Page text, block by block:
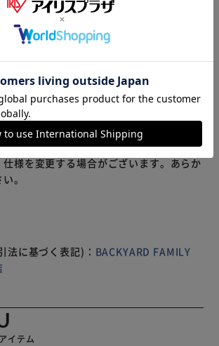
とラクに、限られたランドリースペースを
使えるランドリーラック。 どうしても生
が優しい雰囲気を演出してくれます。 溜
は多い日は一度の洗濯で10kgの洗濯機も
を吸った洗濯物はベランダに運ぶだけで
時も2つのバスケットをキャスター付きの
付きのバスケットは簡単に取り外しがで
までコロコロ運んだワゴンから2階のベラ
消耗品のストック入れにしたり、リビン
入れても◎
様を変更する場合がございます。あらか
。
法に基づく表記)： BACKYARD FAMILY
イテム